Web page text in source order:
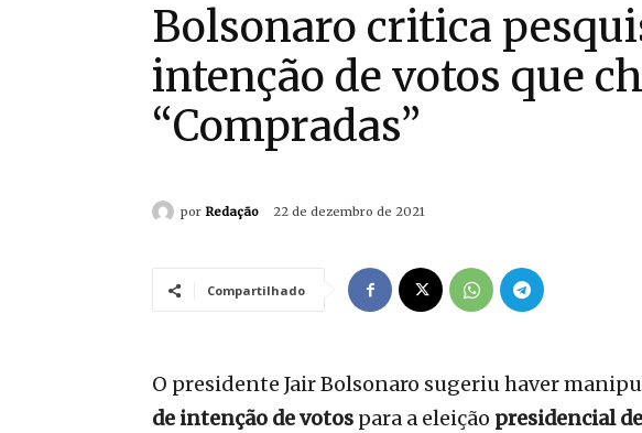
Bolsonaro critica
intenção de votos que
“Compradas”
por Redação 22 de dezembro de 2021
Compartilhado
O presidente Jair Bolsonaro sugeriu haver
de intenção de votos para a eleição presidencial